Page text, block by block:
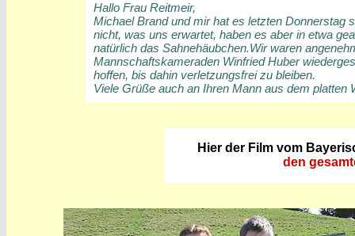
Hallo Frau Reitmeir,
Michael Brand und mir hat es letzten Donnerstag
nicht, was uns erwartet, haben es aber in etwa
natürlich das Sahnehäubchen.Wir waren
Mannschaftskameraden Winfried Huber
hoffen, bis dahin verletzungsfrei zu bleiben.
Viele Grüße auch an Ihren Mann aus dem platten
Hier der Film vom
den